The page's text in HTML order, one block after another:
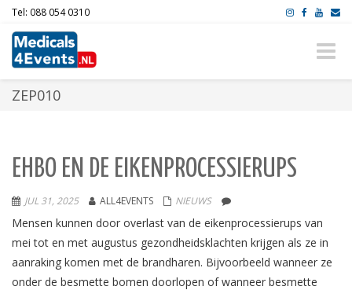
Tel: 088 054 0310
Toggle
ZEP010
EHBO EN DE EIKENPROCESSIERUPS
JUL 31, 2025 ALL4EVENTS NIEUWS
Mensen kunnen door overlast van de eikenprocessierups van
mei tot en met augustus gezondheidsklachten krijgen als ze in
aanraking komen met de brandharen. Bijvoorbeeld wanneer ze
onder de besmette bomen doorlopen of wanneer besmette